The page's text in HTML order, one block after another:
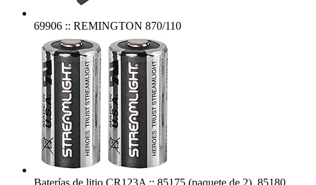
69906 :: REMINGTON 870/110